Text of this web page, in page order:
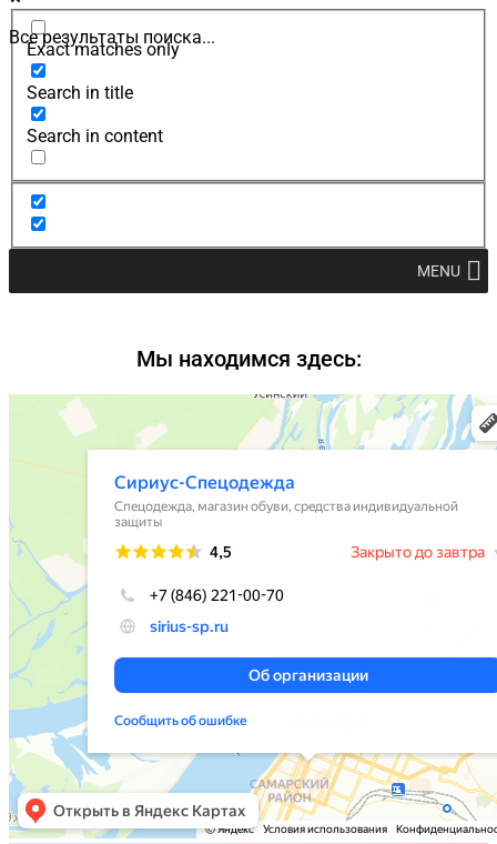
Все результаты поиска...
Exact matches only
Search in title
Search in content
MENU
Мы находимся здесь: